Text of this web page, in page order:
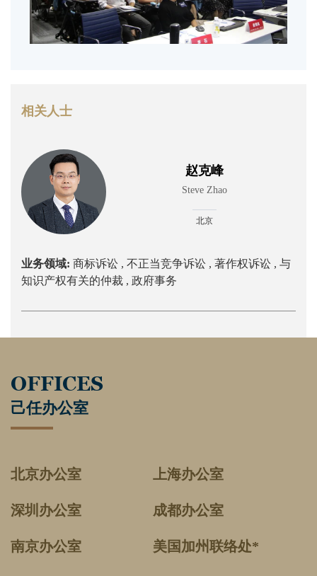
相关人士
赵克峰
Steve Zhao
北京
业务领域: 商标诉讼 , 不正当竞争诉讼 , 著作权诉讼 , 与
知识产权有关的仲裁 , 政府事务
OFFICES
己任办公室
北京办公室 上海办公室
深圳办公室 成都办公室
南京办公室 美国加州联络处*